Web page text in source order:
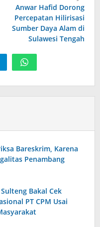
Anwar Hafid Dorong
Percepatan Hilirisasi
Sumber Daya Alam di
Sulawesi Tengah
Bareskrim, Karena
Penambang
Bakal Cek
PT CPM Usai